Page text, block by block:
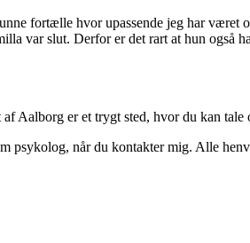
fortælle hvor upassende jeg har
var slut. Derfor er det rart at hun også
er et trygt sted, hvor du kan tale
når du kontakter mig. Alle